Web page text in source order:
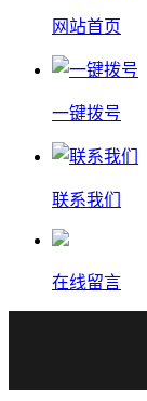
网站首页
一键拨号
联系我们
在线留言